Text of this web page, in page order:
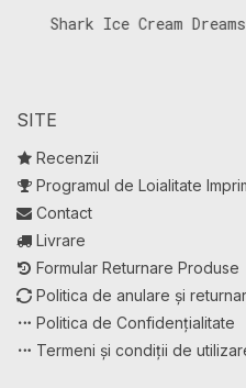
Shark Ice Cream Dreams,
SITE
Recenzii
Programul de Loialitate
Contact
Livrare
Formular Returnare Produse
Politica de anulare și
Politica de Confidențialitate
Termeni și condiții de